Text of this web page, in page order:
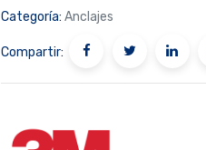
Categoría: Anclajes
Compartir: